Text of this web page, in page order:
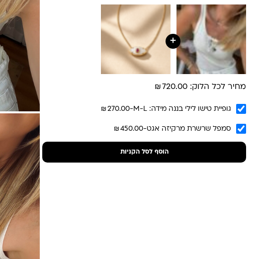
30 ש”ח
איסוף עצמי מהסטודיו- ללא עלות
משלוח חינם בקניה מעל 800 ש”ח
משלוחים לכל העולם באמצעות DHL בעלות של 180 ש”ח
+
מחיר לכל הלוק: ₪720.00
גופיית טישו לילי בננה מידה: M-L -
₪ 270.00
סמפל שרשרת מרקיזה אגט-
₪ 450.00
הוסף לסל הקניות